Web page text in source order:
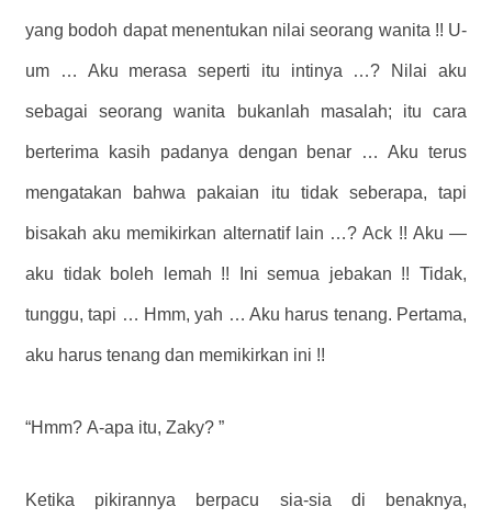
yang bodoh dapat menentukan nilai seorang wanita !! U-
um … Aku merasa seperti itu intinya …? Nilai aku
sebagai seorang wanita bukanlah masalah; itu cara
berterima kasih padanya dengan benar … Aku terus
mengatakan bahwa pakaian itu tidak seberapa, tapi
bisakah aku memikirkan alternatif lain …? Ack !! Aku —
aku tidak boleh lemah !! Ini semua jebakan !! Tidak,
tunggu, tapi … Hmm, yah … Aku harus tenang. Pertama,
aku harus tenang dan memikirkan ini !!
“Hmm? A-apa itu, Zaky? ”
Ketika pikirannya berpacu sia-sia di benaknya,